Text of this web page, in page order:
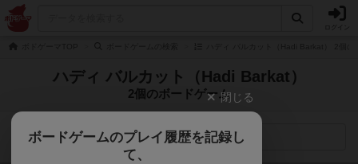
ハディ バルカット（Hadi Barkat）
2個のボードゲーム
検索メニュー
閉じる
ボードゲームのプレイ履歴を記録し
て、